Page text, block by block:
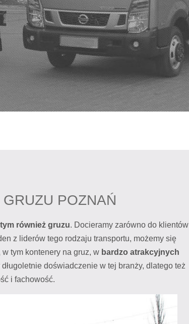
GRUZU POZNAŃ
również gruzu. Docieramy zarówno do klientów
z liderów tego rodzaju transportu, możemy się
tym kontenery na gruz, w bardzo atrakcyjnych
doświadczenie w tej branży, dlatego też
i fachowość.